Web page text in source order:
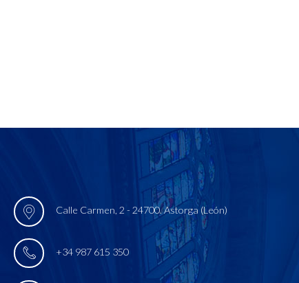
Calle Carmen, 2 - 24700. Astorga (León)
+34 987 615 350